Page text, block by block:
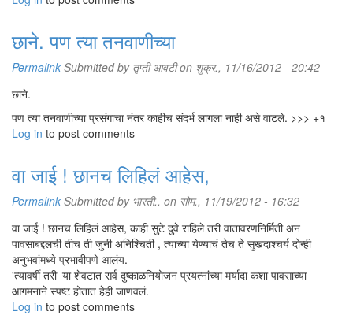
छाने. पण त्या तनवाणीच्या
Permalink Submitted by तृप्ती आवटीon शुक्र., 11/16/2012 - 20:42
छाने.
पण त्या तनवाणीच्या प्रसंगाचा नंतर काहीच संदर्भ लागला नाही असे वाटले. >>> +१
Log in to post comments
वा जाई ! छानच लिहिलं आहेस,
Permalink Submitted by भारती.. on सोम., 11/19/2012 - 16:32
वा जाई ! छानच लिहिलं आहेस, काही सुटे दुवे राहिले तरी वातावरणनिर्मिती अन
पावसाबद्दलची तीच ती जुनी अनिश्चिती , त्याच्या येण्याचं तेच ते सुखदाश्चर्य दोन्ही
अनुभवांमध्ये प्रभावीपणे आलंय.
'त्यावर्षी तरी' या शेवटात सर्व दुष्काळनियोजन प्रयत्नांच्या मर्यादा कशा पावसाच्या
आगमनाने स्पष्ट होतात हेही जाणवलं.
Log in to post comments